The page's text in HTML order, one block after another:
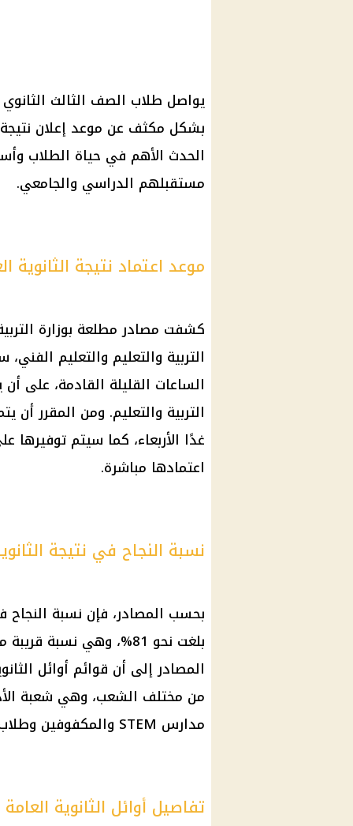
يواصل طلاب الصف الثالث
بشكل مكثف عن موعد إعلان
الحدث الأهم في حياة الطلاب
مستقبلهم الدراسي والجامعي.
موعد اعتماد نتيجة الثانوية العامة
كشفت مصادر مطلعة بوزارة
التربية والتعليم والتعليم الفني،
الساعات القليلة القادمة، على أن
التربية والتعليم. ومن المقرر أن
غدًا الأربعاء، كما سيتم توفيرها
اعتمادها مباشرة.
نسبة النجاح في نتيجة الثانوية
بحسب المصادر، فإن نسبة
بلغت نحو 81%، وهي
المصادر إلى أن قوائم أوائل
من مختلف الشعب، وهي شعبة
مدارس STEM والمكفوفين وطلاب الدمج.
تفاصيل أوائل الثانوية العامة 2025